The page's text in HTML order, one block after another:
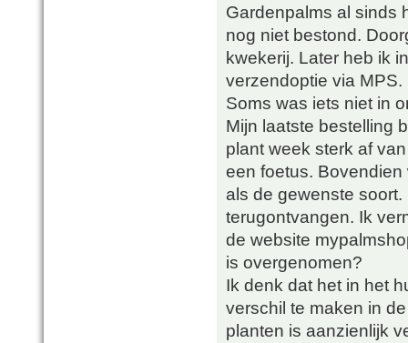
Gardenpalms al sinds
nog niet bestond.
kwekerij. Later heb ik
verzendoptie via MPS.
Soms was iets niet in
Mijn laatste bestelling
plant week sterk af
een foetus.
als de gewenste
terugontvangen. Ik
de website
is overgenomen?
Ik denk dat het in het
verschil te maken in
planten is aanzienlijk